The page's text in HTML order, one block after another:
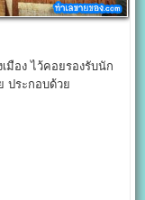
มือง ไว้คอยรองรับนัก
ประกอบด้วย